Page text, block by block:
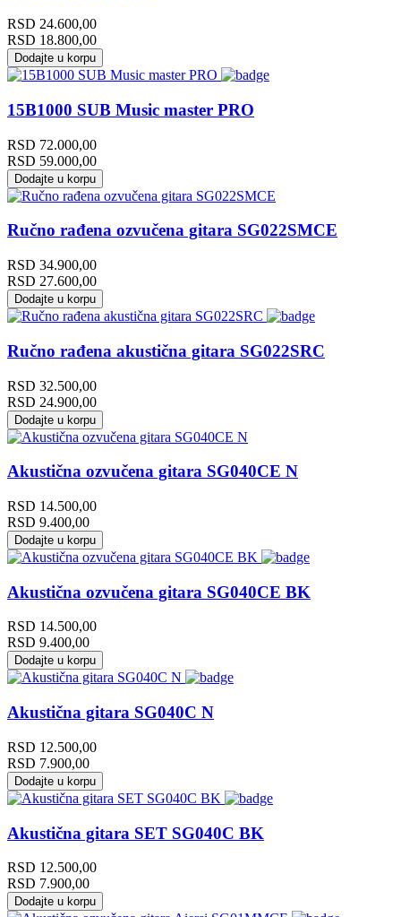
RSD 24.600,00
RSD 18.800,00
Dodajte u korpu
15B1000 SUB Music master PRO
RSD 72.000,00
RSD 59.000,00
Dodajte u korpu
Ručno rađena ozvučena gitara SG022SMCE
RSD 34.900,00
RSD 27.600,00
Dodajte u korpu
Ručno rađena akustična gitara SG022SRC
RSD 32.500,00
RSD 24.900,00
Dodajte u korpu
Akustična ozvučena gitara SG040CE N
RSD 14.500,00
RSD 9.400,00
Dodajte u korpu
Akustična ozvučena gitara SG040CE BK
RSD 14.500,00
RSD 9.400,00
Dodajte u korpu
Akustična gitara SG040C N
RSD 12.500,00
RSD 7.900,00
Dodajte u korpu
Akustična gitara SET SG040C BK
RSD 12.500,00
RSD 7.900,00
Dodajte u korpu